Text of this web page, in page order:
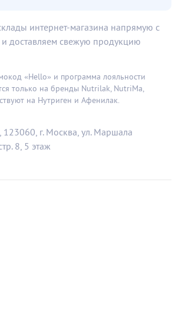
интернет-магазина напрямую с
и доставляем свежую продукцию
«Hello» и программа лояльности
только на бренды Nutrilak, NutriMa,
на Нутриген и Афенилак.
123060, г. Москва, ул. Маршала
8, 5 этаж